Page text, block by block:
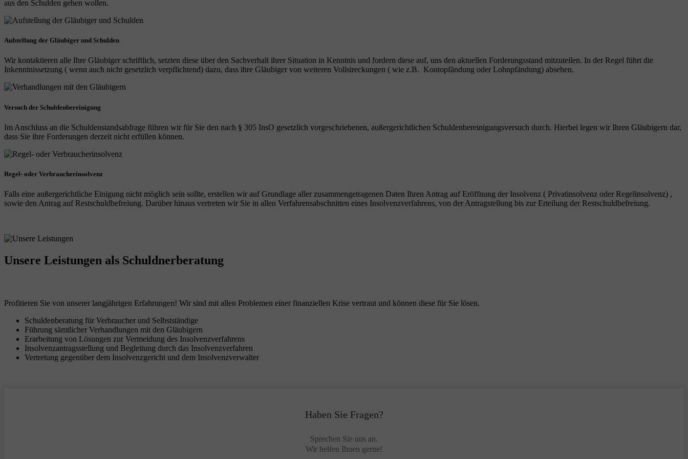
aus den Schulden gehen wollen.
Aufstellung der Gläubiger und Schulden
Wir kontaktieren alle Ihre Gläubiger schriftlich, setzten diese über den Sachverhalt ihrer Situation in Kenntnis und fordern diese auf, uns den aktuellen Forderungsstand mitzuteilen. In der Regel führt die
Inkenntnissetzung ( wenn auch nicht gesetzlich verpflichtend) dazu, dass ihre Gläubiger von weiteren Vollstreckungen ( wie z.B. Kontopfändung oder Lohnpfändung) absehen.
Versuch der Schuldenbereinigung
Im Anschluss an die Schuldenstandsabfrage führen wir für Sie den nach § 305 InsO gesetzlich vorgeschriebenen, außergerichtlichen Schuldenbereinigungsversuch durch. Hierbei legen wir Ihren Gläubigern dar,
dass Sie ihre Forderungen derzeit nicht erfüllen können.
Regel- oder Verbraucherinsolvenz
Falls eine außergerichtliche Einigung nicht möglich sein sollte, erstellen wir auf Grundlage aller zusammengetragenen Daten Ihren Antrag auf Eröffnung der Insolvenz ( Privatinsolvenz oder Regelinsolvenz) ,
sowie den Antrag auf Restschuldbefreiung. Darüber hinaus vertreten wir Sie in allen Verfahrensabschnitten eines Insolvenzverfahrens, von der Antragstellung bis zur Erteilung der Restschuldbefreiung.
Unsere Leistungen als Schuldnerberatung
Profitieren Sie von unserer langjährigen Erfahrungen! Wir sind mit allen Problemen einer finanziellen Krise vertraut und können diese für Sie lösen.
Schuldenberatung für Verbraucher und Selbstständige
Führung sämtlicher Verhandlungen mit den Gläubigern
Erarbeitung von Lösungen zur Vermeidung des Insolvenzverfahrens
Insolvenzantragsstellung und Begleitung durch das Insolvenzverfahren
Vertretung gegenüber dem Insolvenzgericht und dem Insolvenzverwalter
Haben Sie Fragen?
Sprechen Sie uns an.
Wir helfen Ihnen gerne!